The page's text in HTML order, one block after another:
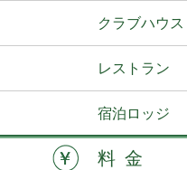
クラブハウス
レストラン
宿泊ロッジ
料金